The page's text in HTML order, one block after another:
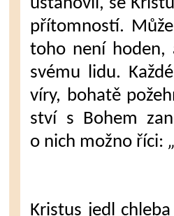
ustanovil, se
pří­tomností.
toho není hoden,
své­mu lidu.
víry, bohatě
ství s Bohem
o nich možno říci:
Kristus jedl